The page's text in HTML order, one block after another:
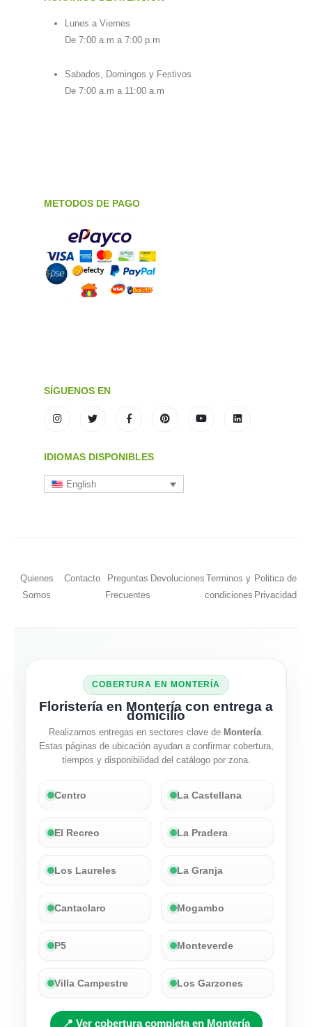
Lunes a Viernes
De 7:00 a.m a 7:00 p.m
Sabados, Domingos y Festivos
De 7:00 a.m a 11:00 a.m
METODOS DE PAGO
SÍGUENOS EN
IDIOMAS DISPONIBLES
English
Quienes
Somos
Contacto
Preguntas
Frecuentes
Devoluciones Terminos y
condiciones
Politica de
Privacidad
COBERTURA EN MONTERÍA
Floristería en Montería con entrega a
domicilio
Realizamos entregas en sectores clave de Montería.
Estas páginas de ubicación ayudan a confirmar cobertura,
tiempos y disponibilidad del catálogo por zona.
Centro La Castellana
El Recreo La Pradera
Los Laureles La Granja
Cantaclaro Mogambo
P5 Monteverde
Villa Campestre Los Garzones
📍 Ver cobertura completa en Montería